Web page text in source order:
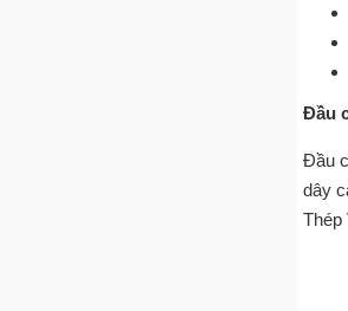
Đầu
Đầu
dây
Thép